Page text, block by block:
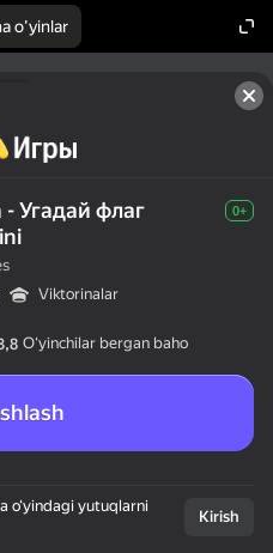
o'yinlar
Угадай флаг
0+
Viktorinalar
Oʻyinchilar bergan baho
o‘yindagi yutuqlarni
Kirish